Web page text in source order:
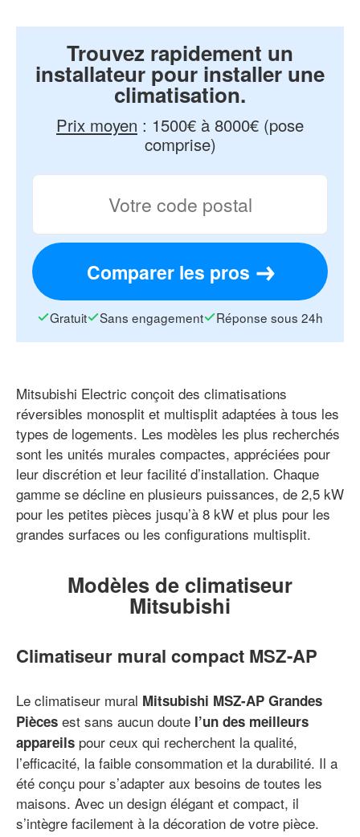
Trouvez rapidement un
installateur pour installer une
climatisation.
Prix moyen : 1500€ à 8000€ (pose
comprise)
Comparer les pros
Gratuit Sans engagement Réponse sous 24h
Mitsubishi Electric conçoit des climatisations
réversibles monosplit et multisplit adaptées à tous les
types de logements. Les modèles les plus recherchés
sont les unités murales compactes, appréciées pour
leur discrétion et leur facilité d’installation. Chaque
gamme se décline en plusieurs puissances, de 2,5 kW
pour les petites pièces jusqu’à 8 kW et plus pour les
grandes surfaces ou les configurations multisplit.
Modèles de climatiseur
Mitsubishi
Climatiseur mural compact MSZ-AP
Le climatiseur mural Mitsubishi MSZ-AP Grandes
Pièces est sans aucun doute l’un des meilleurs
appareils pour ceux qui recherchent la qualité,
l’efficacité, la faible consommation et la durabilité. Il a
été conçu pour s’adapter aux besoins de toutes les
maisons. Avec un design élégant et compact, il
s’intègre facilement à la décoration de votre pièce.